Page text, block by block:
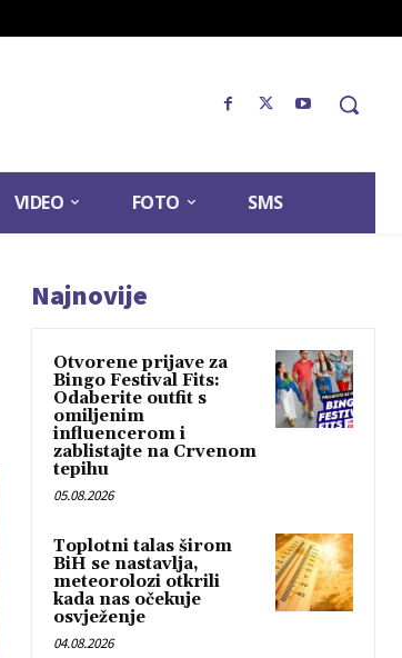
VIDEO FOTO SMS
Najnovije
Otvorene prijave za
Bingo Festival Fits:
Odaberite outfit s
omiljenim
influencerom i
zablistajte na Crvenom
tepihu
05.08.2026
Toplotni talas širom
BiH se nastavlja,
meteorolozi otkrili
kada nas očekuje
osvježenje
04.08.2026